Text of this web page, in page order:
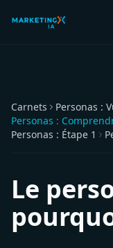
Carnets
Personas :
Personas :
Personas : Étape 1
Le